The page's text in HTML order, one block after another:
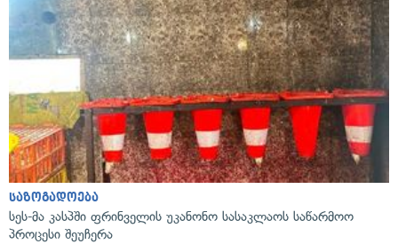
საზოგადოება
სეს-მა კასპში ფრინველის უკანონო სასაკლაოს საწარმოო
პროცესი შეუჩერა